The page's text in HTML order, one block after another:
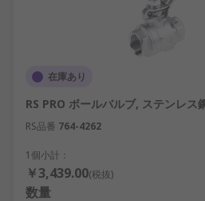
在庫あり
RS PRO ボールバルブ, ステンレス
RS品番 764-4262
1個小計：
￥3,439.00(税抜)
数量